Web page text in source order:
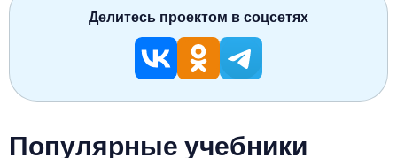
Популярные учебники
Делитесь проектом в соцсетях